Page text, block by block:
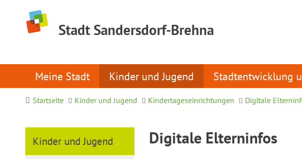
Stadt Sandersdorf-Brehna
Meine Stadt Kinder und Jugend Stadtentwicklung
Startseite Kinder und Jugend Kindertageseinrichtungen Digitale
Kinder und Jugend Digitale Elterninfos